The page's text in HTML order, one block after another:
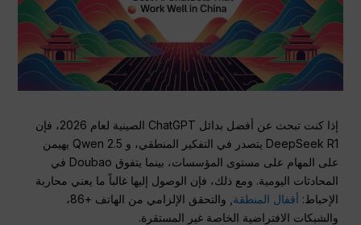
إذا كنت تبحث عن أفضل بدائل ChatGPT الصينية لعام 2026، فإن
DeepSeek R1 يتصدر في التفكير المنطقي، و Qwen 2.5 يهيمن
على المهام على مستوى المؤسسات، بينما يتفوق Doubao في
المحادثات اليومية. ومع ذلك، فإن الوصول إليها غالباً ما يعني محاربة
الإحباط: أقفال المنطقة
, والتحقق الإلزامي من الهاتف +86،
والشبكات الافتراضية الخاصة غير المستقرة.